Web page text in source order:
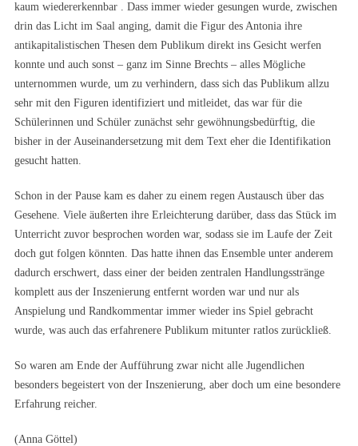
kaum wiedererkennbar . Dass immer wieder gesungen wurde, zwischen
drin das Licht im Saal anging, damit die Figur des Antonia ihre
antikapitalistischen Thesen dem Publikum direkt ins Gesicht werfen
konnte und auch sonst – ganz im Sinne Brechts – alles Mögliche
unternommen wurde, um zu verhindern, dass sich das Publikum allzu
sehr mit den Figuren identifiziert und mitleidet, das war für die
Schülerinnen und Schüler zunächst sehr gewöhnungsbedürftig, die
bisher in der Auseinandersetzung mit dem Text eher die Identifikation
gesucht hatten.
Schon in der Pause kam es daher zu einem regen Austausch über das
Gesehene. Viele äußerten ihre Erleichterung darüber, dass das Stück im
Unterricht zuvor besprochen worden war, sodass sie im Laufe der Zeit
doch gut folgen könnten. Das hatte ihnen das Ensemble unter anderem
dadurch erschwert, dass einer der beiden zentralen Handlungsstränge
komplett aus der Inszenierung entfernt worden war und nur als
Anspielung und Randkommentar immer wieder ins Spiel gebracht
wurde, was auch das erfahrenere Publikum mitunter ratlos zurückließ.
So waren am Ende der Aufführung zwar nicht alle Jugendlichen
besonders begeistert von der Inszenierung, aber doch um eine besondere
Erfahrung reicher.
(Anna Göttel)